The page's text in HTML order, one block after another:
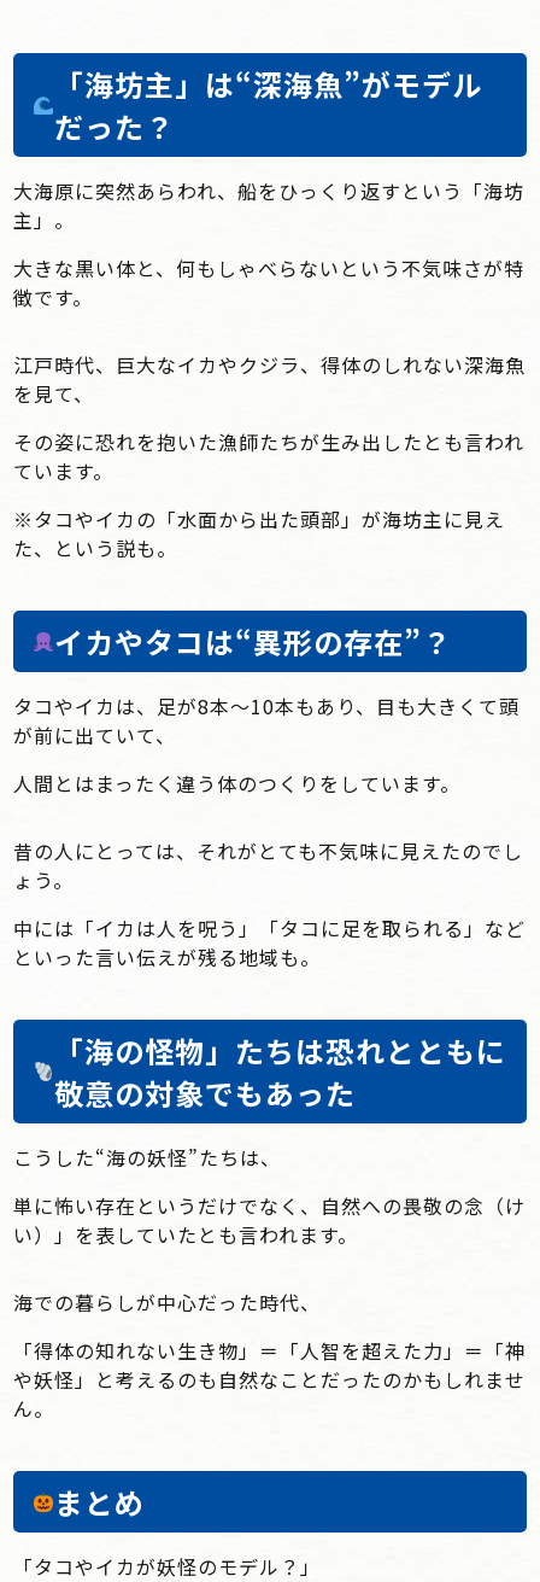
「海坊主」は“深海魚”がモデル
だった？
大海原に突然あらわれ、船をひっくり返すという「海坊
主」。
大きな黒い体と、何もしゃべらないという不気味さが特
徴です。
江戸時代、巨大なイカやクジラ、得体のしれない深海魚
を見て、
その姿に恐れを抱いた漁師たちが生み出したとも言われ
ています。
※タコやイカの「水面から出た頭部」が海坊主に見え
た、という説も。
イカやタコは“異形の存在”？
タコやイカは、足が8本〜10本もあり、目も大きくて頭
が前に出ていて、
人間とはまったく違う体のつくりをしています。
昔の人にとっては、それがとても不気味に見えたのでし
ょう。
中には「イカは人を呪う」「タコに足を取られる」など
といった言い伝えが残る地域も。
「海の怪物」たちは恐れとともに
敬意の対象でもあった
こうした“海の妖怪”たちは、
単に怖い存在というだけでなく、自然への畏敬の念（け
い）」を表していたとも言われます。
海での暮らしが中心だった時代、
「得体の知れない生き物」＝「人智を超えた力」＝「神
や妖怪」と考えるのも自然なことだったのかもしれませ
ん。
まとめ
「タコやイカが妖怪のモデル？」